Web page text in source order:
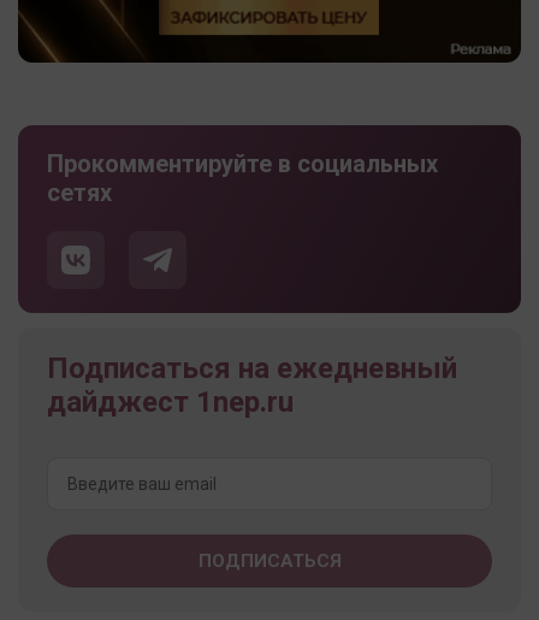
Прокомментируйте в социальных
сетях
Подписаться на ежедневный
дайджест 1nep.ru